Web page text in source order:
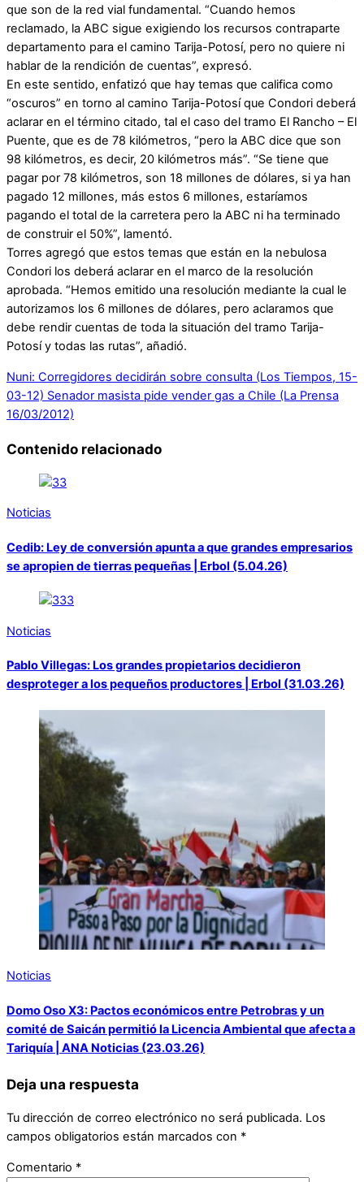
que son de la red vial fundamental. “Cuando hemos
reclamado, la ABC sigue exigiendo los recursos contraparte
departamento para el camino Tarija-Potosí, pero no quiere ni
hablar de la rendición de cuentas”, expresó.
En este sentido, enfatizó que hay temas que califica como
“oscuros” en torno al camino Tarija-Potosí que Condori deberá
aclarar en el término citado, tal el caso del tramo El Rancho – El
Puente, que es de 78 kilómetros, “pero la ABC dice que son
98 kilómetros, es decir, 20 kilómetros más”. “Se tiene que
pagar por 78 kilómetros, son 18 millones de dólares, si ya han
pagado 12 millones, más estos 6 millones, estaríamos
pagando el total de la carretera pero la ABC ni ha terminado
de construir el 50%”, lamentó.
Torres agregó que estos temas que están en la nebulosa
Condori los deberá aclarar en el marco de la resolución
aprobada. “Hemos emitido una resolución mediante la cual le
autorizamos los 6 millones de dólares, pero aclaramos que
debe rendir cuentas de toda la situación del tramo Tarija-
Potosí y todas las rutas”, añadió.
Nuni: Corregidores decidirán sobre consulta (Los Tiempos, 15-
03-12) Senador masista pide vender gas a Chile (La Prensa
16/03/2012)
Contenido relacionado
Noticias
Cedib: Ley de conversión apunta a que grandes empresarios
se apropien de tierras pequeñas | Erbol (5.04.26)
Noticias
Pablo Villegas: Los grandes propietarios decidieron
desproteger a los pequeños productores | Erbol (31.03.26)
Noticias
Domo Oso X3: Pactos económicos entre Petrobras y un
comité de Saicán permitió la Licencia Ambiental que afecta a
Tariquía | ANA Noticias (23.03.26)
Deja una respuesta
Tu dirección de correo electrónico no será publicada. Los
campos obligatorios están marcados con *
Comentario *